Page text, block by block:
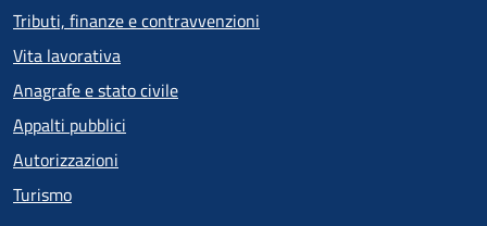
Tributi, finanze e contravvenzioni
Vita lavorativa
Anagrafe e stato civile
Appalti pubblici
Autorizzazioni
Turismo